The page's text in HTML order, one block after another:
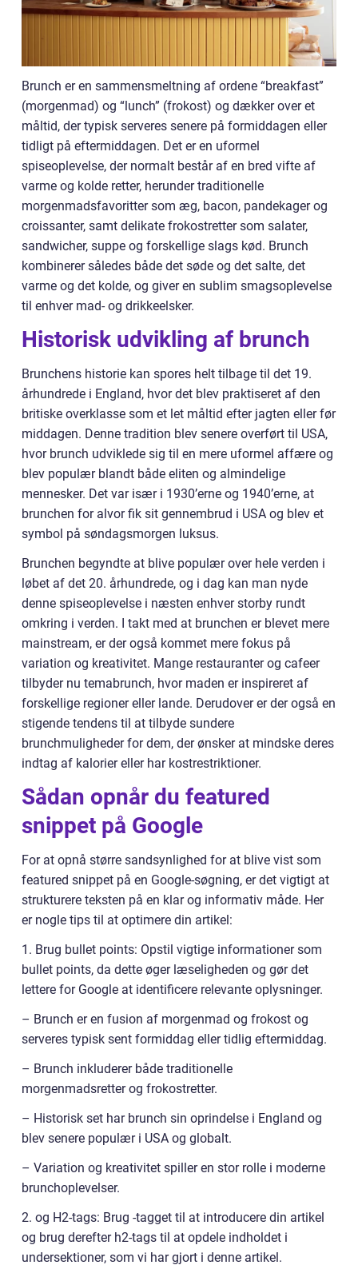
Brunch er en sammensmeltning af ordene “breakfast”
(morgenmad) og “lunch” (frokost) og dækker over et
måltid, der typisk serveres senere på formiddagen eller
tidligt på eftermiddagen. Det er en uformel
spiseoplevelse, der normalt består af en bred vifte af
varme og kolde retter, herunder traditionelle
morgenmadsfavoritter som æg, bacon, pandekager og
croissanter, samt delikate frokostretter som salater,
sandwicher, suppe og forskellige slags kød. Brunch
kombinerer således både det søde og det salte, det
varme og det kolde, og giver en sublim smagsoplevelse
til enhver mad- og drikkeelsker.
Historisk udvikling af brunch
Brunchens historie kan spores helt tilbage til det 19.
århundrede i England, hvor det blev praktiseret af den
britiske overklasse som et let måltid efter jagten eller før
middagen. Denne tradition blev senere overført til USA,
hvor brunch udviklede sig til en mere uformel affære og
blev populær blandt både eliten og almindelige
mennesker. Det var især i 1930’erne og 1940’erne, at
brunchen for alvor fik sit gennembrud i USA og blev et
symbol på søndagsmorgen luksus.
Brunchen begyndte at blive populær over hele verden i
løbet af det 20. århundrede, og i dag kan man nyde
denne spiseoplevelse i næsten enhver storby rundt
omkring i verden. I takt med at brunchen er blevet mere
mainstream, er der også kommet mere fokus på
variation og kreativitet. Mange restauranter og cafeer
tilbyder nu temabrunch, hvor maden er inspireret af
forskellige regioner eller lande. Derudover er der også en
stigende tendens til at tilbyde sundere
brunchmuligheder for dem, der ønsker at mindske deres
indtag af kalorier eller har kostrestriktioner.
Sådan opnår du featured
snippet på Google
For at opnå større sandsynlighed for at blive vist som
featured snippet på en Google-søgning, er det vigtigt at
strukturere teksten på en klar og informativ måde. Her
er nogle tips til at optimere din artikel:
1. Brug bullet points: Opstil vigtige informationer som
bullet points, da dette øger læseligheden og gør det
lettere for Google at identificere relevante oplysninger.
– Brunch er en fusion af morgenmad og frokost og
serveres typisk sent formiddag eller tidlig eftermiddag.
– Brunch inkluderer både traditionelle
morgenmadsretter og frokostretter.
– Historisk set har brunch sin oprindelse i England og
blev senere populær i USA og globalt.
– Variation og kreativitet spiller en stor rolle i moderne
brunchoplevelser.
2. og H2-tags: Brug -tagget til at introducere din artikel
og brug derefter h2-tags til at opdele indholdet i
undersektioner, som vi har gjort i denne artikel.